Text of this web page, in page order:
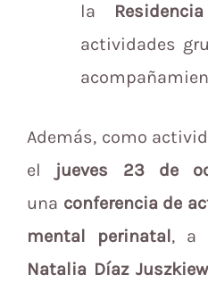
la
actividades
Además, como
el jueves 23 de
una conferencia de
mental perinatal, a
Natalia Díaz